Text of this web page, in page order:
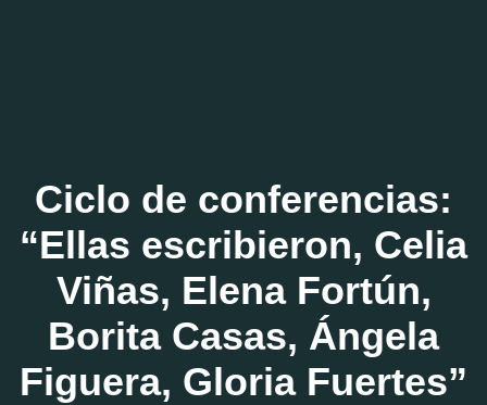
Ciclo de conferencias:
“Ellas escribieron, Celia
Viñas, Elena Fortún,
Borita Casas, Ángela
Figuera, Gloria Fuertes”